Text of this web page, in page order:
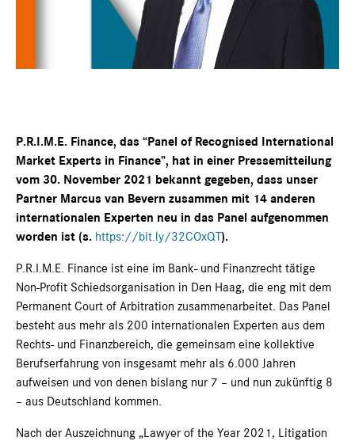
P.R.I.M.E. Finance, das “Panel of Recognised International
Market Experts in Finance”, hat in einer Pressemitteilung
vom 30. November 2021 bekannt gegeben, dass unser
Partner Marcus van Bevern zusammen mit 14 anderen
internationalen Experten neu in das Panel aufgenommen
worden ist (s. https://bit.ly/32COxQT).
P.R.I.M.E. Finance ist eine im Bank- und Finanzrecht tätige
Non-Profit Schiedsorganisation in Den Haag, die eng mit dem
Permanent Court of Arbitration zusammenarbeitet. Das Panel
besteht aus mehr als 200 internationalen Experten aus dem
Rechts- und Finanzbereich, die gemeinsam eine kollektive
Berufserfahrung von insgesamt mehr als 6.000 Jahren
aufweisen und von denen bislang nur 7 – und nun zukünftig 8
– aus Deutschland kommen.
Nach der Auszeichnung „Lawyer of the Year 2021, Litigation